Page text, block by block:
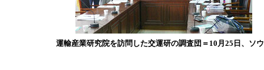
運輸産業研究院を訪問した交運研の調査団＝10月25日、ソ